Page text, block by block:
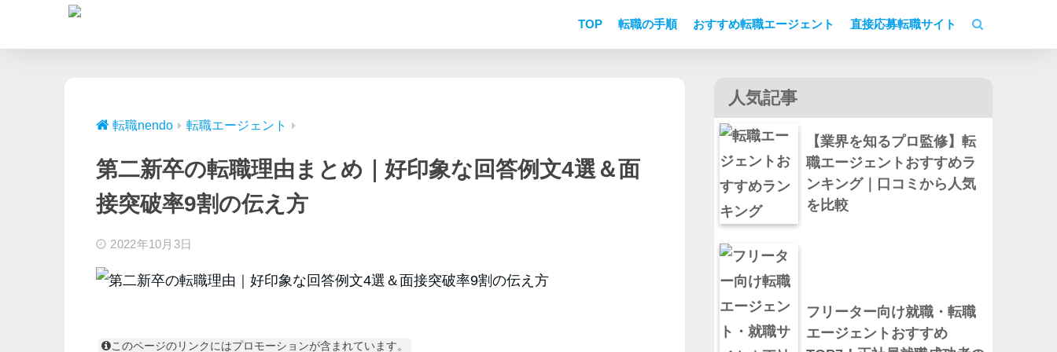
TOP 転職の手順 おすすめ転職エージェント 直接応募転職サイト
転職nendo 転職エージェント
第二新卒の転職理由まとめ｜好印象な回答例文4選＆面
接突破率9割の伝え方
2022年10月3日
このページのリンクにはプロモーションが含まれています。
人気記事
【業界を知るプロ監修】転
職エージェントおすすめラ
ンキング｜口コミから人気
を比較
フリーター向け就職・転職
エージェントおすすめ